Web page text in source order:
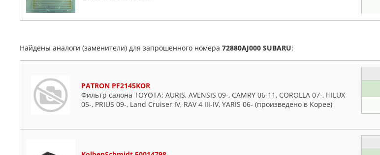
Найдены аналоги (заменители) для запрошенного номера 72880AJ000 SUBARU:
PATRON PF2145KOR
Фильтр салона TOYOTA: AURIS, AVENSIS 09-, CAMRY 06-11, COROLLA 07-, HILUX
05-, PRIUS 09-, Land Cruiser IV, RAV 4 III-IV, YARIS 06- (произведено в Корее)